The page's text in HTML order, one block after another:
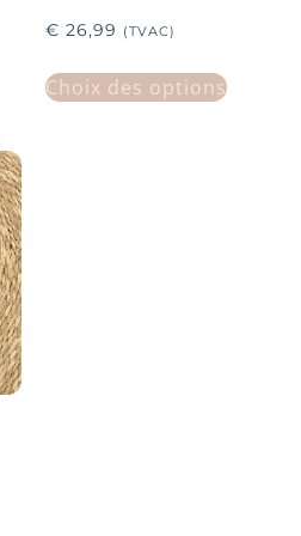
€ 26,99 (TVAC)
Choix des options